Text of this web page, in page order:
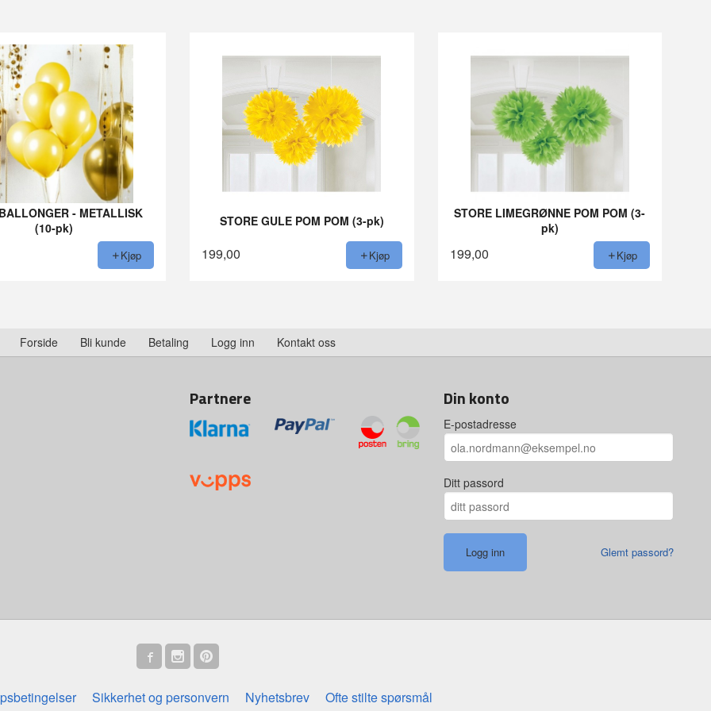
- METALLISK
(10-pk)
Kjøp
STORE GULE POM POM (3-pk)
199,00 Kjøp
STORE LIMEGRØNNE POM POM (3-
pk)
199,00 Kjøp
Forside Bli kunde Betaling Logg inn Kontakt oss
Partnere Din konto
E-postadresse
Ditt passord
Glemt passord?
Sikkerhet og personvern Nyhetsbrev Ofte stilte spørsmål